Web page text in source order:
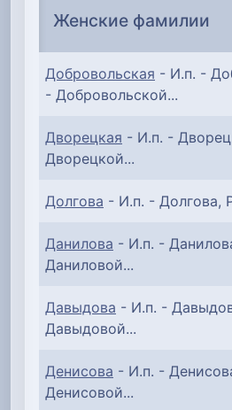
Женские фамилии
Добровольская - И.п. -
- Добровольской...
Дворецкая - И.п. -
Дворецкой...
Долгова - И.п. - Долгова,
Данилова - И.п. -
Даниловой...
Давыдова - И.п. -
Давыдовой...
Денисова - И.п. -
Денисовой...